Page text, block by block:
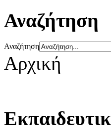
Αναζήτηση
Αναζήτηση
Αρχική